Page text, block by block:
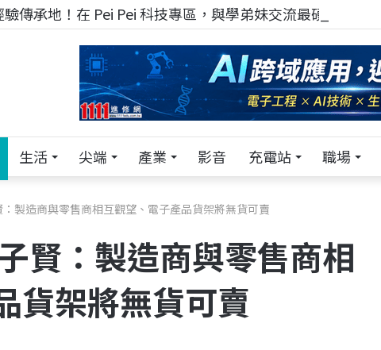
傳承地！在 Pei Pei 科技專區，與學弟妹交流最硬核的技術
生活 尖端 產業 影音 充電站 職場
製造商與零售商相互觀望、電子產品貨架將無貨可賣
賢：製造商與零售商相
貨架將無貨可賣